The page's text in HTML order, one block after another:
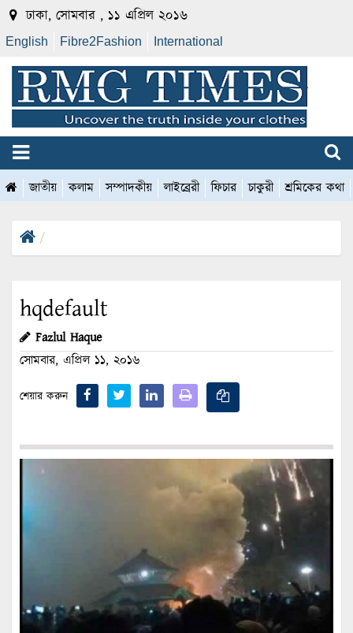
ঢাকা, সোমবার , ১১ এপ্রিল ২০১৬
English Fibre2Fashion International
জাতীয় কলাম সম্পাদকীয় লাইব্রেরী ফিচার চাকুরী শ্রমিকের কথা
hqdefault
Fazlul Haque
সোমবার, এপ্রিল ১১, ২০১৬
শেয়ার করুন